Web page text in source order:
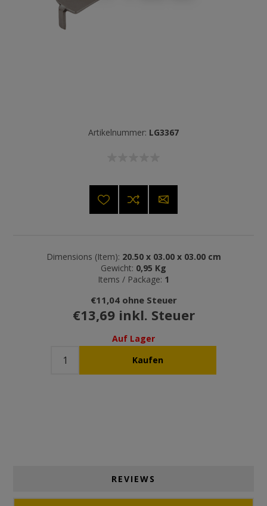
Artikelnummer: LG3367
Dimensions (Item): 20.50 x 03.00 x 03.00 cm
Gewicht: 0,95 Kg
Items / Package: 1
€11,04 ohne Steuer
€13,69 inkl. Steuer
Auf Lager
REVIEWS